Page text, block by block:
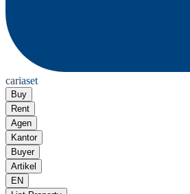
cariaset
Buy
Rent
Agen
Kantor
Buyer
Artikel
EN